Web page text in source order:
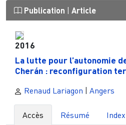
Publication Article
2016
La lutte pour l’autonomie
Cherán : reconfiguration
Renaud Lariagon | Angers
Accès Résumé Index